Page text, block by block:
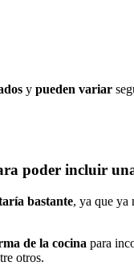
y pueden variar
poder incluir
bastante, ya que ya
de la cocina para
otros.